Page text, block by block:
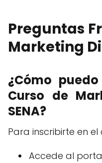
Preguntas
Marketing
¿Cómo
Curso de
SENA?
Para inscribirte en el
Accede al